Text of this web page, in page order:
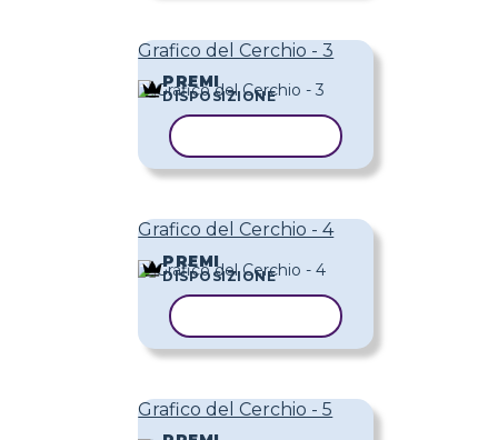
Grafico del Cerchio - 3
PREMI
DISPOSIZIONE
Grafico del Cerchio - 4
PREMI
DISPOSIZIONE
Grafico del Cerchio - 5